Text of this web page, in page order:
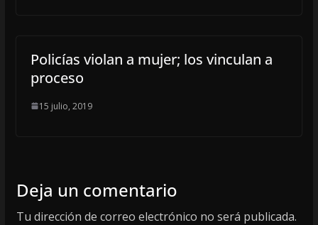
Policías violan a mujer; los vinculan a
proceso
15 julio, 2019
Deja un comentario
Tu dirección de correo electrónico no será publicada.